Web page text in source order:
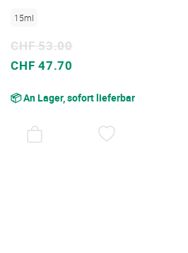
15ml
Sonderpreis
CHF 47.70
CHF 53.00
📦 An Lager, sofort lieferbar